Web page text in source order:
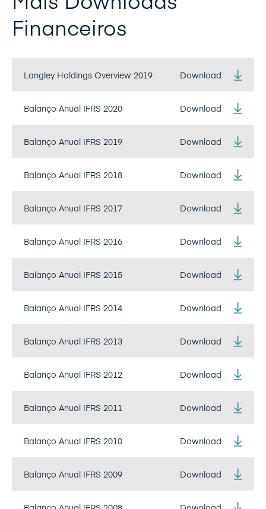
Financeiros
Langley Holdings Overview 2019 Download
Balanço Anual IFRS 2020 Download
Balanço Anual IFRS 2019 Download
Balanço Anual IFRS 2018 Download
Balanço Anual IFRS 2017 Download
Balanço Anual IFRS 2016 Download
Balanço Anual IFRS 2015 Download
Balanço Anual IFRS 2014 Download
Balanço Anual IFRS 2013 Download
Balanço Anual IFRS 2012 Download
Balanço Anual IFRS 2011 Download
Balanço Anual IFRS 2010 Download
Balanço Anual IFRS 2009 Download